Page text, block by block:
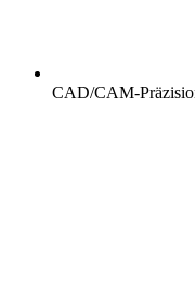
CAD/CAM-